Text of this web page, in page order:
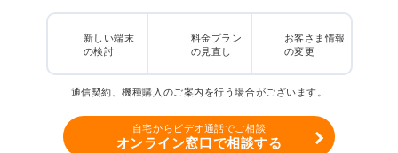
新しい端末
の検討
料金プラン
の見直し
お客さま情報
の変更
通信契約、機種購入のご案内を行う場合がございます。
自宅からビデオ通話でご相談
オンライン窓口で相談する